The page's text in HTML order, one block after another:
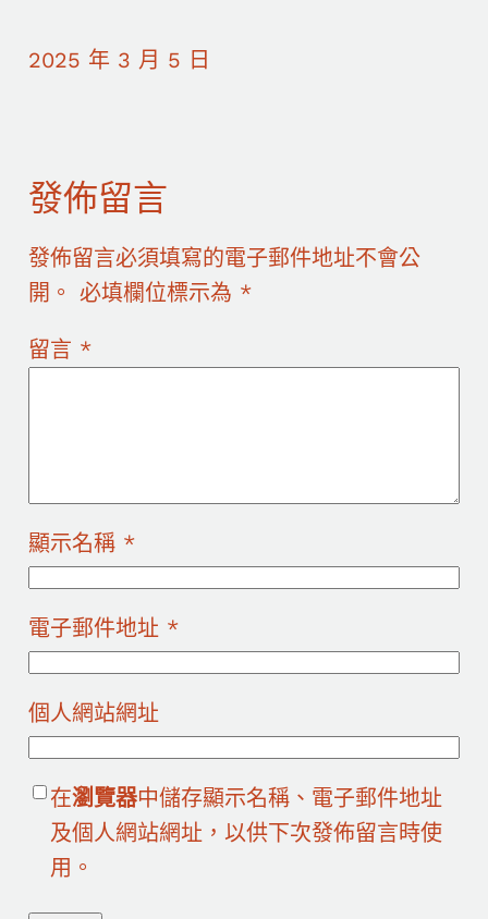
2025 年 3 月 5 日
發佈留言
發佈留言必須填寫的電子郵件地址不會公
開。 必填欄位標示為 *
留言 *
顯示名稱 *
電子郵件地址 *
個人網站網址
在瀏覽器中儲存顯示名稱、電子郵件地址
及個人網站網址，以供下次發佈留言時使
用。